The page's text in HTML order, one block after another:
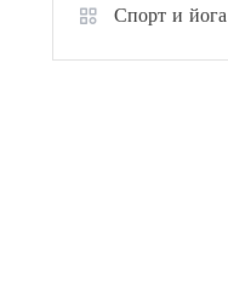
Спорт и йога